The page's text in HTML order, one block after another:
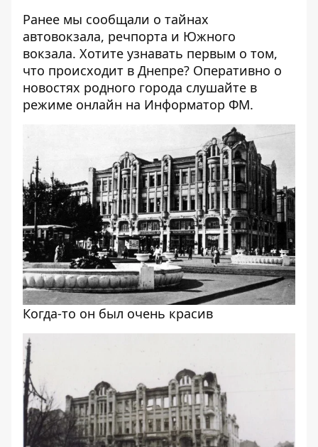
Ранее мы сообщали о тайнах
автовокзала, речпорта и Южного
вокзала. Хотите узнавать первым о том,
что происходит в Днепре? Оперативно о
новостях родного города слушайте в
режиме онлайн на Информатор ФМ.
Когда-то он был очень красив